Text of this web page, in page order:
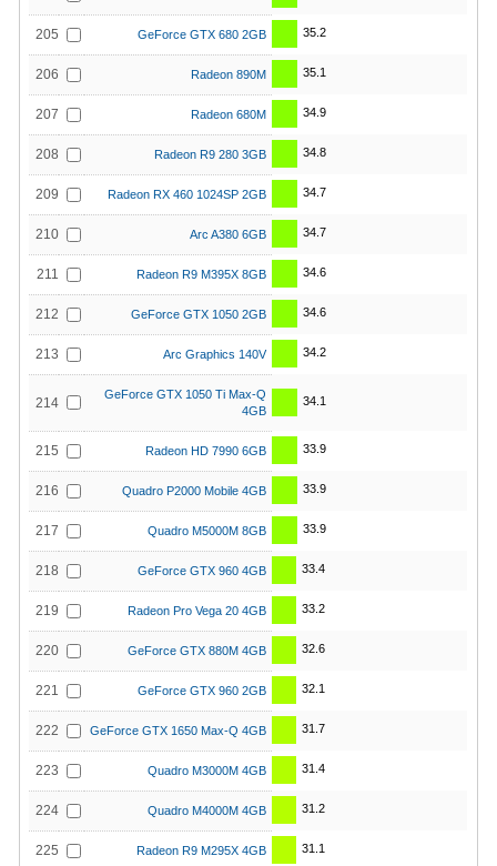
205 GeForce GTX 680 2GB 35.2
206 Radeon 890M 35.1
207 Radeon 680M 34.9
208 Radeon R9 280 3GB 34.8
209 Radeon RX 460 1024SP 2GB 34.7
210 Arc A380 6GB 34.7
211 Radeon R9 M395X 8GB 34.6
212 GeForce GTX 1050 2GB 34.6
213 Arc Graphics 140V 34.2
214
GeForce GTX 1050 Ti Max-Q
4GB
34.1
215 Radeon HD 7990 6GB 33.9
216 Quadro P2000 Mobile 4GB 33.9
217 Quadro M5000M 8GB 33.9
218 GeForce GTX 960 4GB 33.4
219 Radeon Pro Vega 20 4GB 33.2
220 GeForce GTX 880M 4GB 32.6
221 GeForce GTX 960 2GB 32.1
222 GeForce GTX 1650 Max-Q 4GB 31.7
223 Quadro M3000M 4GB 31.4
224 Quadro M4000M 4GB 31.2
225 Radeon R9 M295X 4GB 31.1